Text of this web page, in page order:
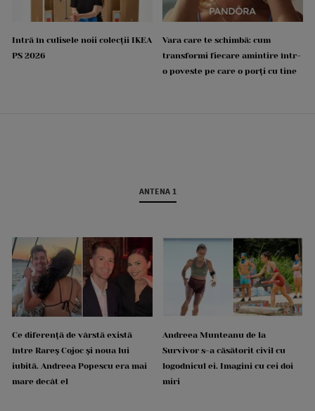
Intră în culisele noii colecții IKEA
PS 2026
Vara care te schimbă: cum
transformi fiecare amintire într-
o poveste pe care o porți cu tine
ANTENA 1
Ce diferență de vârstă există
între Rareș Cojoc și noua lui
iubită. Andreea Popescu era mai
mare decât el
Andreea Munteanu de la
Survivor s-a căsătorit civil cu
logodnicul ei. Imagini cu cei doi
miri